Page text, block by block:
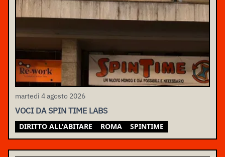
martedì 4 agosto 2026
VOCI DA SPIN TIME LABS
DIRITTO ALL'ABITARE ROMA SPINTIME